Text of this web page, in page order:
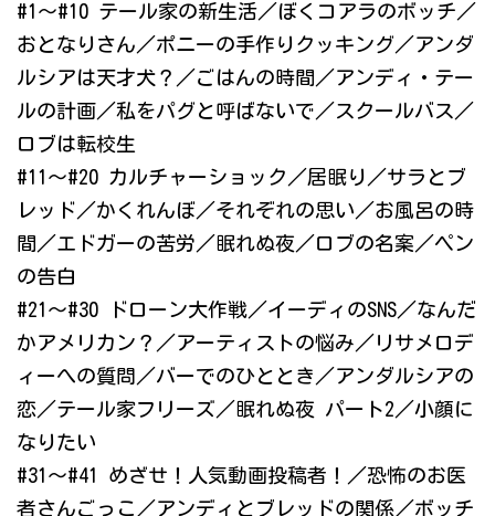
#1～#10 テール家の新生活／ぼくコアラのボッチ／
おとなりさん／ポニーの手作りクッキング／アンダ
ルシアは天才犬？／ごはんの時間／アンディ・テー
ルの計画／私をパグと呼ばないで／スクールバス／
ロブは転校生
#11～#20 カルチャーショック／居眠り／サラとブ
レッド／かくれんぼ／それぞれの思い／お風呂の時
間／エドガーの苦労／眠れぬ夜／ロブの名案／ペン
の告白
#21～#30 ドローン大作戦／イーディのSNS／なんだ
かアメリカン？／アーティストの悩み／リサメロデ
ィーへの質問／バーでのひととき／アンダルシアの
恋／テール家フリーズ／眠れぬ夜 パート2／小顔に
なりたい
#31～#41 めざせ！人気動画投稿者！／恐怖のお医
者さんごっこ／アンディとブレッドの関係／ボッチ